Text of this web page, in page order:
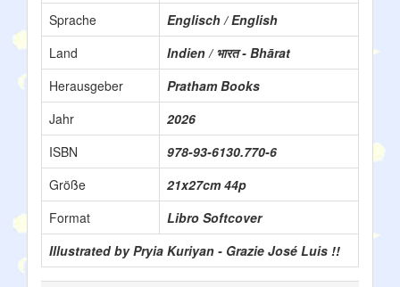
Sprache
Englisch / English
Land
Indien / भारत - Bhārat
Herausgeber
Pratham Books
Jahr
2026
ISBN
978-93-6130.770-6
Größe
21x27cm 44p
Format
Libro Softcover
Illustrated by Pryia Kuriyan - Grazie José Luis !!